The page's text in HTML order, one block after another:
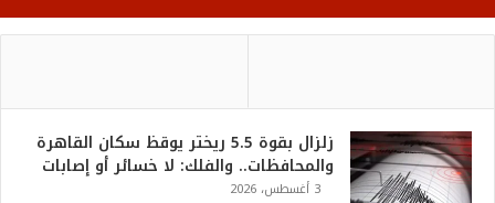
زلزال بقوة 5.5 ريختر يوقظ سكان القاهرة
والمحافظات.. والفلك: لا خسائر أو إصابات
3 أغسطس، 2026